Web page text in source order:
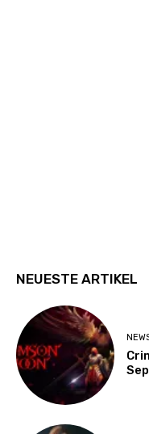
NEUESTE ARTIKEL